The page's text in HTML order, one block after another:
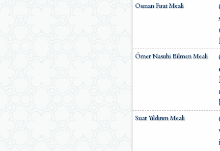
Osman Fırat Meali
Ömer Nasuhi Bilmen Meali
Suat Yıldırım Meali